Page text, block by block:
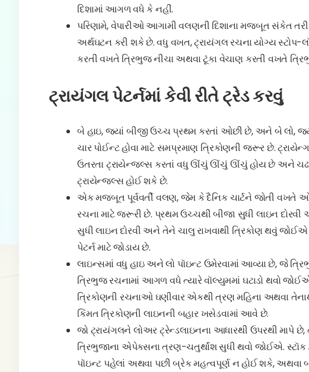
દિશામાં આગળ વધે કે નહીં.
પરિણામે, વેપારીઓ આગામી વલણની દિશાના મજબૂત સંકેત
અર્થઘટન કરી શકે છે. વધુ વખત, ટ્રાયંગલ રચના યોગ્ય
કરતી વખતે ત્રિભુજ નીચા અથવા ટૂંકા વેચાણ કરતી વખતે
ટ્રાયંગલ પેટર્નમાં કેવી રીતે ટ્રેડ કરવું
બે હાઇ, જ્યાં બીજી ઉચ્ચ પ્રથમ કરતાં ઓછી છે, અને બે લો,
ચાર પોઈન્ટ હોવા માટે સમપ્રમાણ ત્રિકોણની જરૂર છે.
ઉતરતા ટ્રાયેન્જલ્સ કરતાં વધુ ઊંચું ઊંચું ઊંચું હોય છે અને ચઢતા
ટ્રાયેન્જલ્સ હોઈ શકે છે.
એક મજબૂત પૂર્વવર્તી વલણ, જેમ કે દૈનિક ચાર્ટને જોતી વખતે
રચના માટે જરૂરી છે. પ્રથમ ઉચ્ચથી બીજા સુધી લાઇન
સુધી લાઇન દોરવી અને તેને ચાલુ રાખવાથી ત્રિકોણ થવું
પેટર્ન માટે જોડાય છે.
લાઇન્સમાં વધુ હાઇ અને લો પૉઇન્ટ ઉમેરવામાં આવ્યા છે, જે
ત્રિભુજ રચનામાં આગળ વધે ત્યારે વૉલ્યુમમાં ઘટાડો થવો
ત્રિકોણની રચનાઓ ઘણીવાર એકથી ત્રણ મહિના અથવા
કિંમત ત્રિકોણની લાઇનની બહાર ખસેડવામાં આવે છે.
જો ટ્રાયંગલને લોઅર ટ્રેન્ડલાઇનના આધારથી ઉપરથી માપે
ત્રિભુજાના એપેક્સના ત્રણ-ચતુર્થાંશ સુધી થવો જોઈએ.
પૉઇન્ટ પહેલાં અથવા પછી બ્રેક મહત્વપૂર્ણ ન હોઈ શકે,